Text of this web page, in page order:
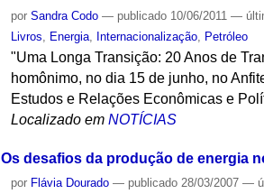
porSandra Codo — publicado 10/06/2011—
Livros
Energia Internacionalização Petróleo
"Uma Longa Transição: 20 Anos de
homônimo, no dia 15 de junho, no
Estudos e Relações Econômicas e
Localizado em NOTÍCIAS
Os desafios da produção de energia
por Flávia Dourado — publicado 28/03/2007—